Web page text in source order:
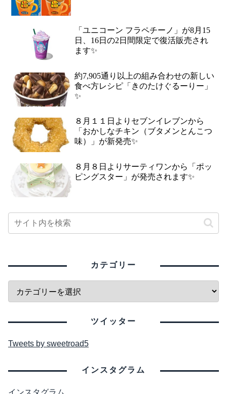
「ユニコーン フラペチーノ」が8月15
日、16日の2日間限定で復活販売され
ます✨
約7,905通り以上の組み合わせの新しい
食べ方レシピ「きのたけぐるーりー」
✨
８月１１日よりセブンイレブンから
「おかしなチキン（ブタメンとんこつ
味）」が新発売✨
８月８日よりサーティワンから「ポッ
ピングスター」が発売されます✨
カテゴリー
ツイッター
Tweets by sweetroad5
インスタグラム